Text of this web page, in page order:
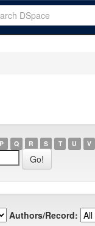
P Q R S T U V
Authors/Record: